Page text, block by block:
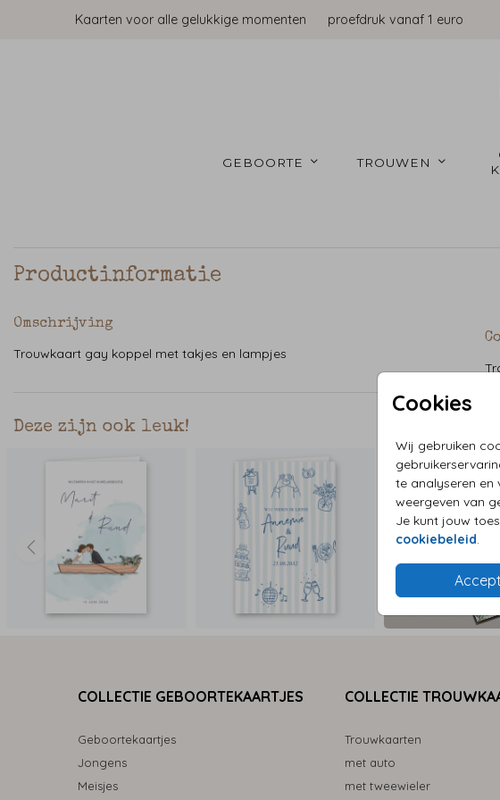
Kaarten voor alle gelukkige momenten proefdruk vanaf 1 euro
GEBOORTE TROUWEN
Cookies
Wij gebruiken
te analyseren en
weergeven van
Je kunt jouw
cookiebeleid.
Productinformatie
Omschrijving
Trouwkaart gay koppel met takjes en lampjes
Deze zijn ook leuk!
COLLECTIE GEBOORTEKAARTJES
Geboortekaartjes
Jongens
Meisjes
COLLECTIE
Trouwkaarten
met auto
met tweewieler